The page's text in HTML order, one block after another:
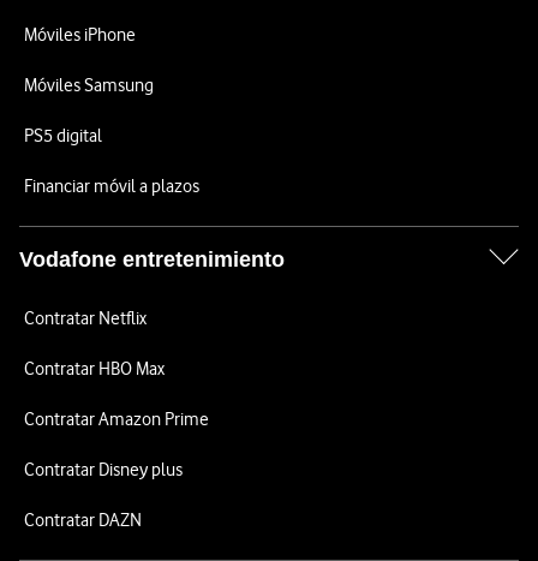
Móviles iPhone
Móviles Samsung
PS5 digital
Financiar móvil a plazos
Vodafone entretenimiento
Contratar Netflix
Contratar HBO Max
Contratar Amazon Prime
Contratar Disney plus
Contratar DAZN